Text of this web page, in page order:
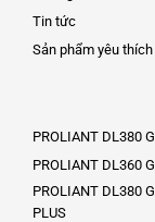
Tin tức
Sản phẩm yêu thích
PROLIANT DL380
PROLIANT DL360
PROLIANT DL380
PLUS